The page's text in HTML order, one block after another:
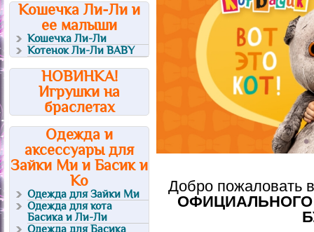
Кошечка Ли-Ли и
ее малыши
Кошечка Ли-Ли
Котенок Ли-Ли BABY
НОВИНКА!
Игрушки на
браслетах
Одежда и
аксессуары для
Зайки Ми и Басик и
Ко
Одежда для Зайки Ми
Одежда для кота
Басика и Ли-Ли
Одежда для Басика
Добро пожаловать
ОФИЦИАЛЬНОГО